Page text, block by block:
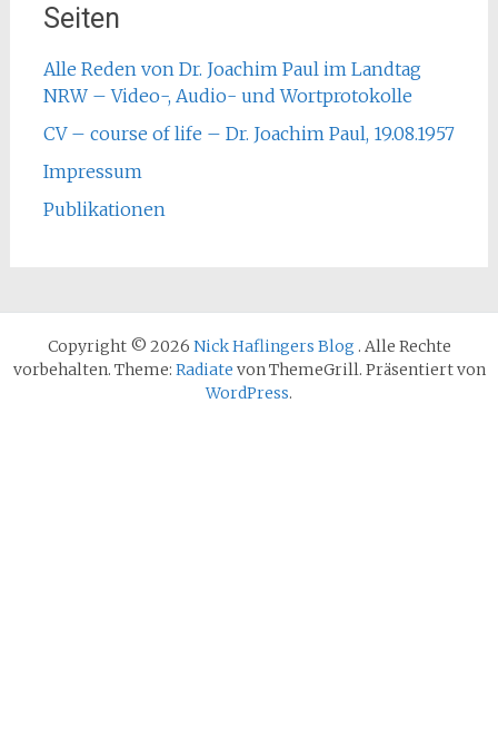
Seiten
Alle Reden von Dr. Joachim Paul im Landtag
NRW – Video-, Audio- und Wortprotokolle
CV – course of life – Dr. Joachim Paul, 19.08.1957
Impressum
Publikationen
Copyright © 2026 Nick Haflingers Blog . Alle Rechte
vorbehalten. Theme: Radiate von ThemeGrill. Präsentiert von
WordPress.